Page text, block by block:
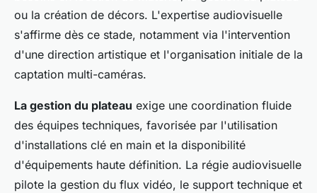
ou la création de décors. L'expertise audiovisuelle
s'affirme dès ce stade, notamment via l'intervention
d'une direction artistique et l'organisation initiale de la
captation multi-caméras.
La gestion du plateau exige une coordination fluide
des équipes techniques, favorisée par l'utilisation
d'installations clé en main et la disponibilité
d'équipements haute définition. La régie audiovisuelle
pilote la gestion du flux vidéo, le support technique et